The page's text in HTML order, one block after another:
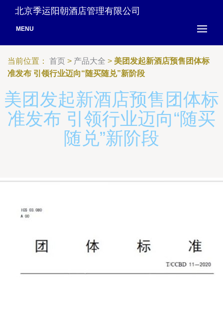
北京季运阳朝酒店管理有限公司
MENU
当前位置： 首页 > 产品大全 > 美团发起新酒店预售团体标
准发布 引领行业迈向“随买随兑”新阶段
美团发起新酒店预售团体标
准发布 引领行业迈向“随买
随兑”新阶段